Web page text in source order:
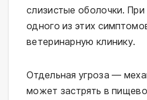
слизистые оболочки.
одного из этих
ветеринарную клинику.
Отдельная угроза —
может застрять в